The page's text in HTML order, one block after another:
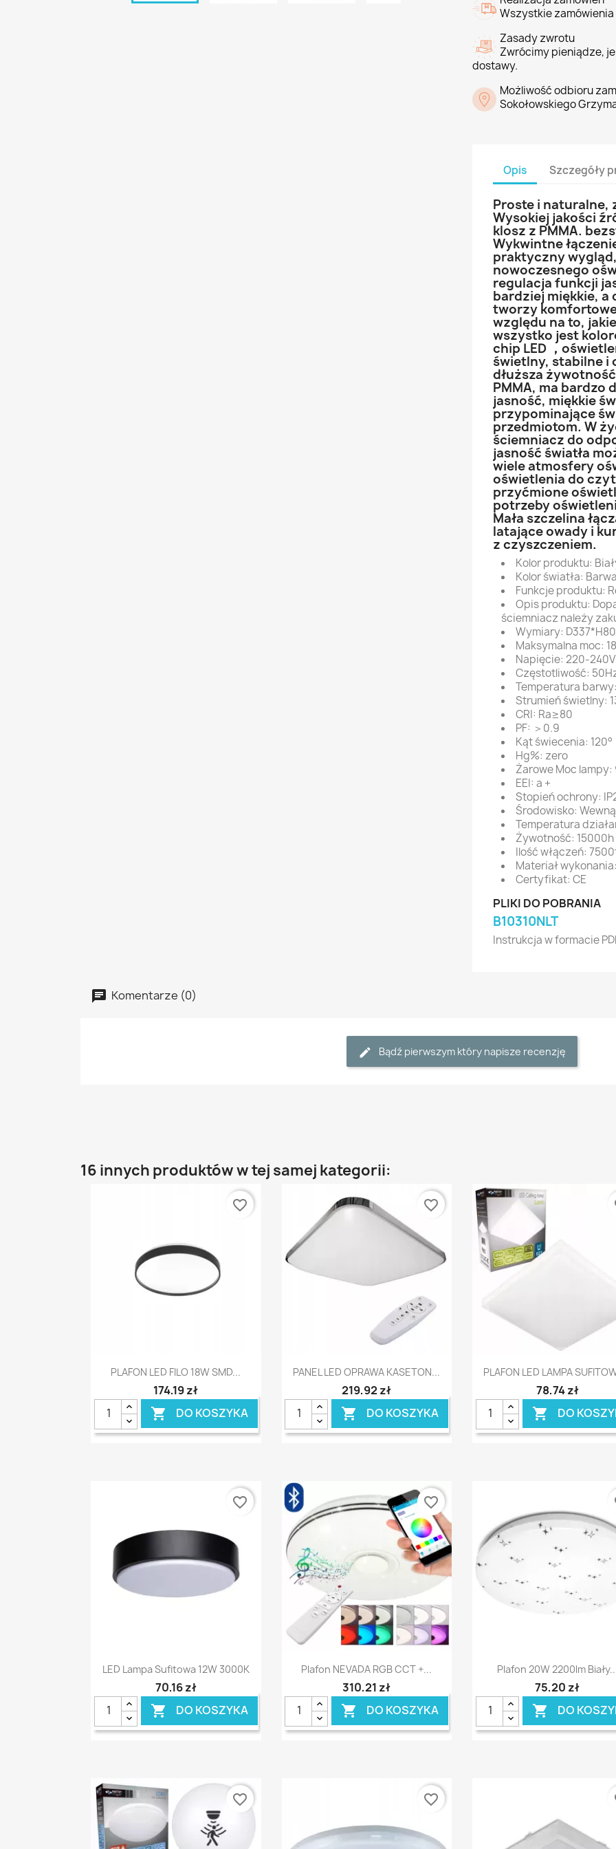
Wszystkie
Zasady zwrotu
Zwrócimy pieniądze,
dostawy.
Możliwość odbioru
Sokołowskiego
Opis Szczegóły
Proste i naturalne,
Wysokiej jakości
klosz z PMMA.
Wykwintne
praktyczny
nowoczesnego
regulacja funkcji
bardziej miękkie, a
tworzy
względu na to,
wszystko jest
chip LED ，
świetlny, stabilne i
dłuższa
PMMA, ma bardzo
jasność, miękkie
przypominające
przedmiotom. W
ściemniacz do
jasność światła
wiele atmosfery
oświetlenia do
przyćmione
potrzeby
Mała szczelina
latające owady i
z czyszczeniem.
Kolor produktu:
Kolor światła:
Funkcje produktu:
Opis produktu:
ściemniacz należy
Wymiary:
Maksymalna moc:
Napięcie: 220-240V
Częstotliwość:
Temperatura
Strumień świetlny:
CRI: Ra≥80
PF: ＞0.9
Kąt świecenia: 120°
Hg%: zero
Żarowe Moc lampy:
EEI: a +
Stopień ochrony:
Środowisko:
Temperatura
Żywotność: 15000h
Ilość włączeń:
Materiał
Certyfikat: CE
PLIKI DO POBRANIA
B10310NLT
Instrukcja w formacie
Komentarze (0)
Bądź pierwszym który napisze recenzję
16 innych produktów w tej samej kategorii:
Szybki podgląd
PLAFON LED FILO 18W SMD...
174,19 zł
 DO KOSZYKA
favorite_border
Szybki podgląd
PANEL LED OPRAWA KASETON...
219,92 zł
 DO KOSZYKA
favorite_border
 Szybki podgląd
PLAFON LED LAMPA
78,74 zł
 DO
Szybki podgląd
LED Lampa Sufitowa 12W 3000K
70,16 zł
 DO KOSZYKA
favorite_border
Szybki podgląd
Plafon NEVADA RGB CCT +...
310,21 zł
 DO KOSZYKA
favorite_border
Szybki podgląd
Plafon 20W 2200lm Biały...
75,20 zł
 DO
favorite_border favorite_border